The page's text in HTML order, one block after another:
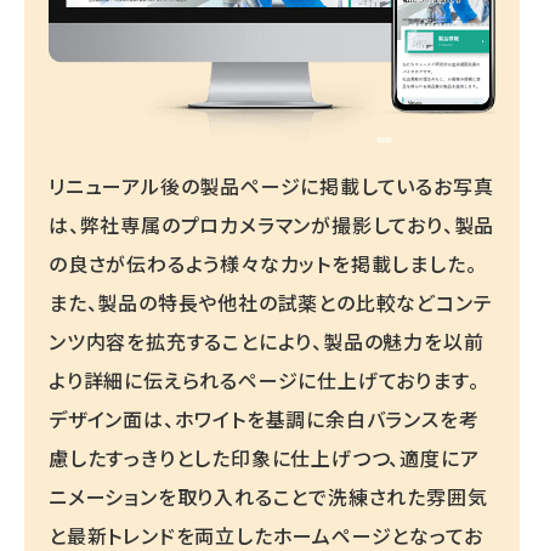
リニューアル後の製品ページに掲載しているお写真
は、弊社専属のプロカメラマンが撮影しており、製品
の良さが伝わるよう様々なカットを掲載しました。
また、製品の特長や他社の試薬との比較などコンテ
ンツ内容を拡充することにより、製品の魅力を以前
より詳細に伝えられるページに仕上げております。
デザイン面は、ホワイトを基調に余白バランスを考
慮したすっきりとした印象に仕上げつつ、適度にア
ニメーションを取り入れることで洗練された雰囲気
と最新トレンドを両立したホームページとなってお